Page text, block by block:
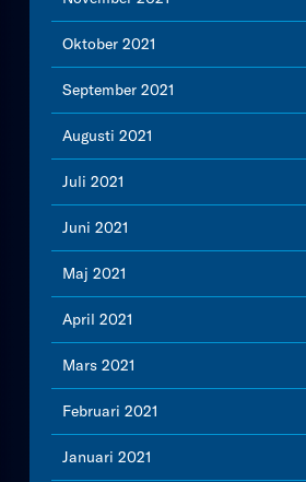
Oktober 2021
September 2021
Augusti 2021
Juli 2021
Juni 2021
Maj 2021
April 2021
Mars 2021
Februari 2021
Januari 2021